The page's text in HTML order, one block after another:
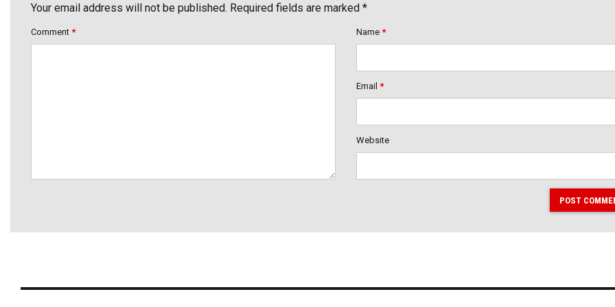
Your email address will not be published. Required fields are marked *
Comment * Name *
Email *
Website
POST